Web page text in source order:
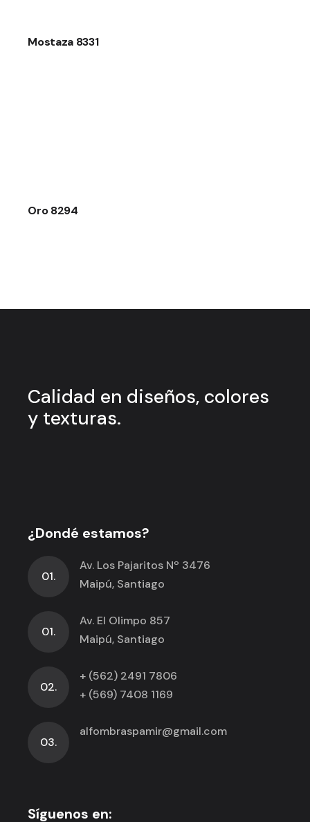
Mostaza 8331
Oro 8294
Calidad en diseños, colores
y texturas.
¿Dondé estamos?
01.
Av. Los Pajaritos Nº 3476
Maipú, Santiago
01.
Av. El Olimpo 857
Maipú, Santiago
02.
+ (562) 2491 7806
+ (569) 7408 1169
03.
alfombraspamir@gmail.com
Síguenos en: